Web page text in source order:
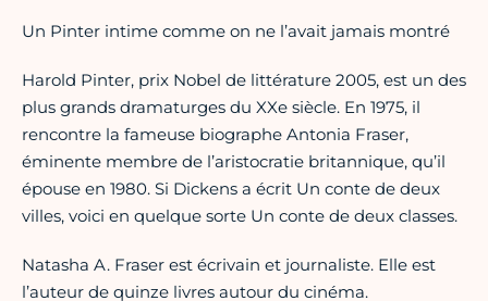
Un Pinter intime comme on ne l’avait jamais montré
Harold Pinter, prix Nobel de littérature 2005, est un des
plus grands dramaturges du XXe siècle. En 1975, il
rencontre la fameuse biographe Antonia Fraser,
éminente membre de l’aristocratie britannique, qu’il
épouse en 1980. Si Dickens a écrit Un conte de deux
villes, voici en quelque sorte Un conte de deux classes.
Natasha A. Fraser est écrivain et journaliste. Elle est
l’auteur de quinze livres autour du cinéma.